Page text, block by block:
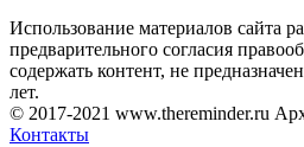
Использование материалов сайта
предварительного согласия
содержать контент, не
лет.
© 2017-2021 www.thereminder.ru
Контакты